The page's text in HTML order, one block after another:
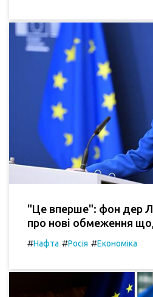
"Це вперше": фон дер
про нові обмеження
#Нафта #Росія #Економіка